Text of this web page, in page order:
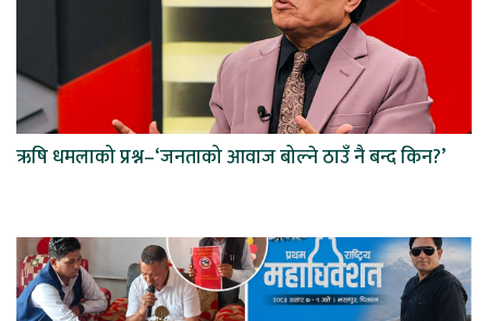
ऋषि धमलाको प्रश्न–‘जनताको आवाज बोल्ने ठाउँ नै बन्द किन?’